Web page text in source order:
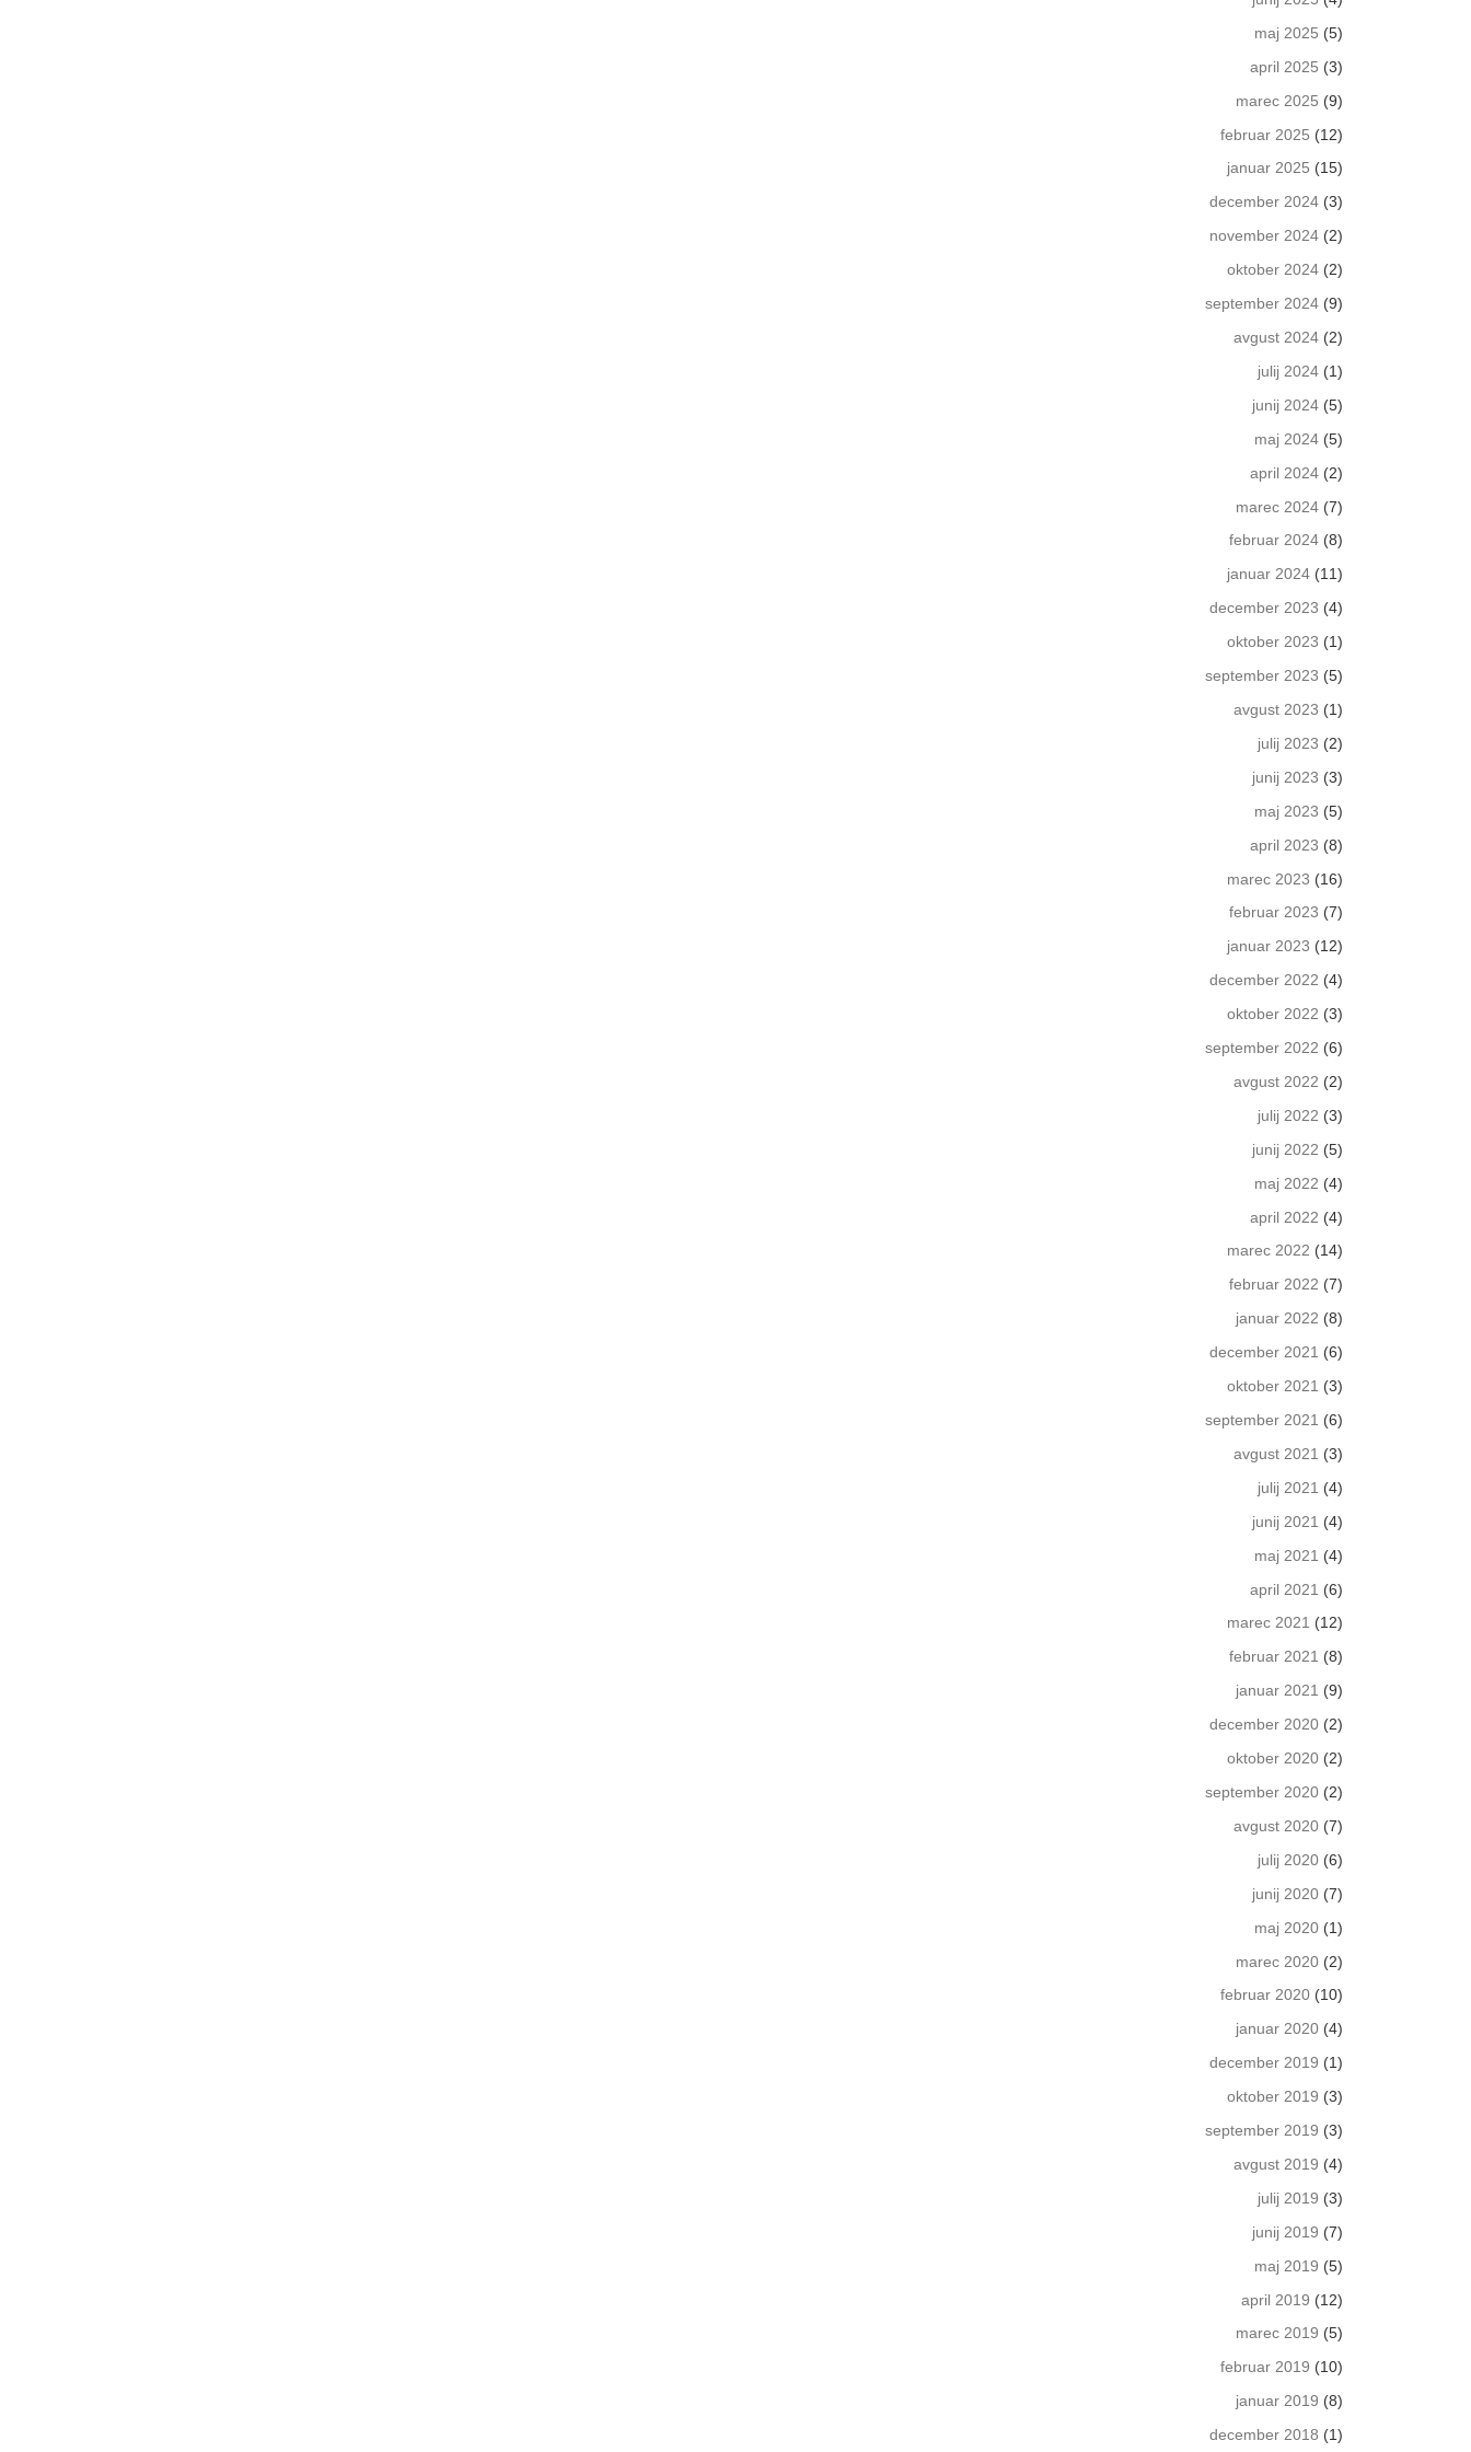
maj 2025 (5)
april 2025 (3)
marec 2025 (9)
februar 2025 (12)
januar 2025 (15)
december 2024 (3)
november 2024 (2)
oktober 2024 (2)
september 2024 (9)
avgust 2024 (2)
julij 2024 (1)
junij 2024 (5)
maj 2024 (5)
april 2024 (2)
marec 2024 (7)
februar 2024 (8)
januar 2024 (11)
december 2023 (4)
oktober 2023 (1)
september 2023 (5)
avgust 2023 (1)
julij 2023 (2)
junij 2023 (3)
maj 2023 (5)
april 2023 (8)
marec 2023 (16)
februar 2023 (7)
januar 2023 (12)
december 2022 (4)
oktober 2022 (3)
september 2022 (6)
avgust 2022 (2)
julij 2022 (3)
junij 2022 (5)
maj 2022 (4)
april 2022 (4)
marec 2022 (14)
februar 2022 (7)
januar 2022 (8)
december 2021 (6)
oktober 2021 (3)
september 2021 (6)
avgust 2021 (3)
julij 2021 (4)
junij 2021 (4)
maj 2021 (4)
april 2021 (6)
marec 2021 (12)
februar 2021 (8)
januar 2021 (9)
december 2020 (2)
oktober 2020 (2)
september 2020 (2)
avgust 2020 (7)
julij 2020 (6)
junij 2020 (7)
maj 2020 (1)
marec 2020 (2)
februar 2020 (10)
januar 2020 (4)
december 2019 (1)
oktober 2019 (3)
september 2019 (3)
avgust 2019 (4)
julij 2019 (3)
junij 2019 (7)
maj 2019 (5)
april 2019 (12)
marec 2019 (5)
februar 2019 (10)
januar 2019 (8)
december 2018 (1)